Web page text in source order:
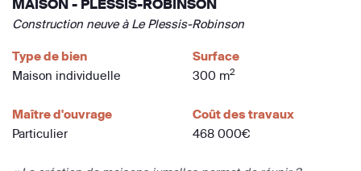
MAISON - PLESSIS-ROBINSON
Construction neuve à Le Plessis-Robinson
Type de bien
Maison individuelle
Surface
300 m2
Maître d'ouvrage
Particulier
Coût des travaux
468 000€